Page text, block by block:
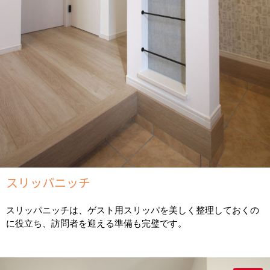
スリッパニッチ
スリッパニッチは、ゲスト用スリッパを美しく整理しておくの
に役立ち、訪問者を迎える準備も完璧です。